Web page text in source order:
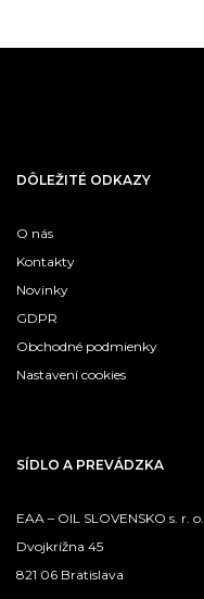
DÔLEŽITÉ ODKAZY
O nás
Kontakty
Novinky
GDPR
Obchodné podmienky
Nastavení cookies
SÍDLO A PREVÁDZKA
EAA – OIL SLOVENSKO s. r. o.
Dvojkrížna 45
821 06 Bratislava